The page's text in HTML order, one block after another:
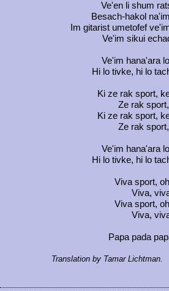
Ve'en li shum
Besach-hakol
Im gitarist umetofef
Ve'im sikui
Ve'im hana'ara
Hi lo tivke, hi lo
Ki ze rak sport,
Ze rak
Ki ze rak sport,
Ze rak
Ve'im hana'ara
Hi lo tivke, hi lo
Viva sport,
Viva,
Viva sport,
Viva,
Papa pada
Translation by Tamar Lichtman.